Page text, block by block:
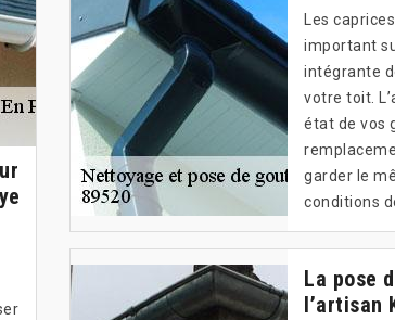
Les
important
intégrante
votre toit.
état de vos
garder le
conditions
La pose
l’artisan